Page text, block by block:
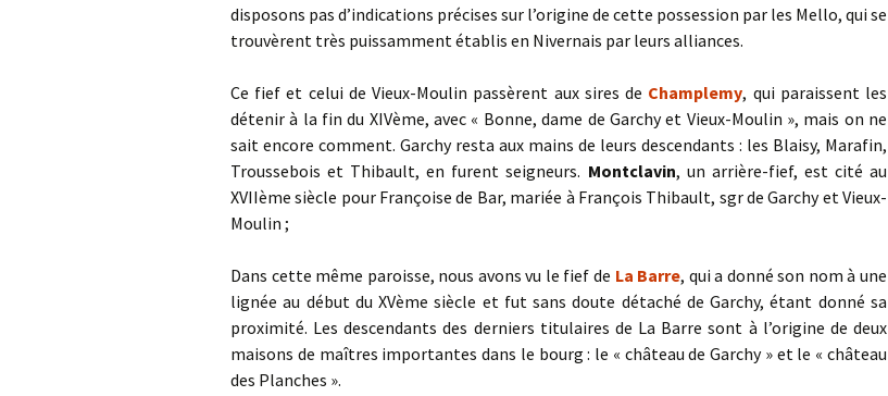
disposons pas d’indications précises sur l’origine de cette possession par les Mello, qui se
trouvèrent très puissamment établis en Nivernais par leurs alliances.
Ce fief et celui de Vieux-Moulin passèrent aux sires de Champlemy, qui paraissent les
détenir à la fin du XIVème, avec « Bonne, dame de Garchy et Vieux-Moulin », mais on ne
sait encore comment. Garchy resta aux mains de leurs descendants : les Blaisy, Marafin,
Troussebois et Thibault, en furent seigneurs. Montclavin, un arrière-fief, est cité au
XVIIème siècle pour Françoise de Bar, mariée à François Thibault, sgr de Garchy et Vieux-
Moulin ;
Dans cette même paroisse, nous avons vu le fief de La Barre, qui a donné son nom à une
lignée au début du XVème siècle et fut sans doute détaché de Garchy, étant donné sa
proximité. Les descendants des derniers titulaires de La Barre sont à l’origine de deux
maisons de maîtres importantes dans le bourg : le « château de Garchy » et le « château
des Planches ».